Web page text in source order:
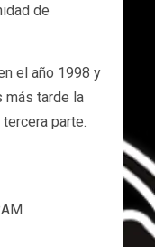
de
el año 1998 y
más tarde la
parte.